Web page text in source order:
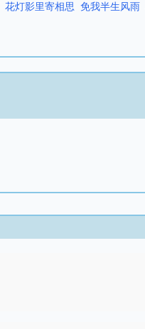
花灯影里寄相思 免我半生风雨